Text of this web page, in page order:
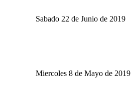
Sabado 22 de Junio de 2019
Miercoles 8 de Mayo de 2019